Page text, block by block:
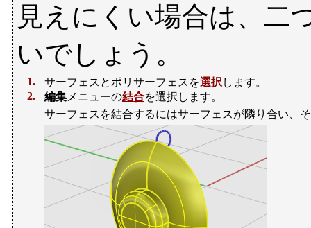
見えにくい場合は、二
いでしょう。
1. サーフェスとポリサーフェスを選択 します。
2.
編集 メニューの結合を選択します。
サーフェスを結合するにはサーフェスが隣り合い、